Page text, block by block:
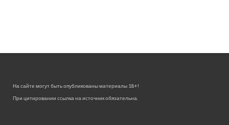
На сайте могут быть опубликованы материалы 18+!
При цитировании ссылка на источник обязательна.